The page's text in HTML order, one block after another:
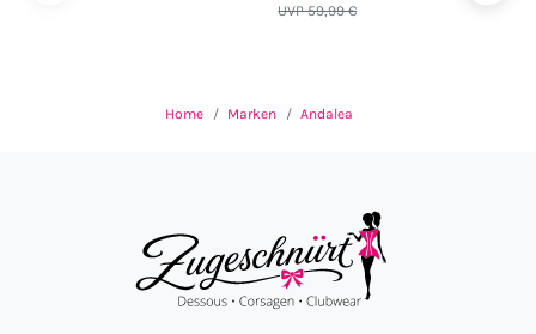
UVP 59,99 €
Home Marken Andalea